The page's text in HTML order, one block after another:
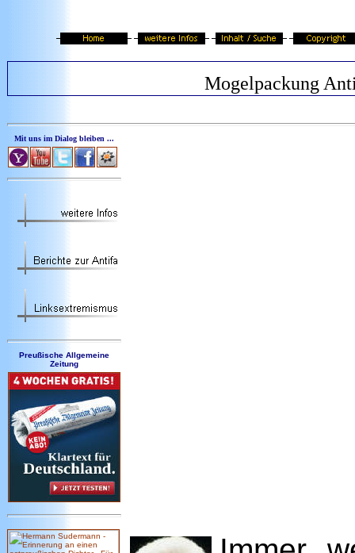
Mogelpackung
Mit uns im Dialog bleiben ...
Preußische Allgemeine
Zeitung